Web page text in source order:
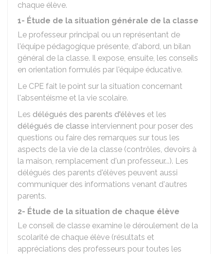
chaque élève.
1- Étude de la situation générale de la classe
Le professeur principal ou un représentant de
l'équipe pédagogique présente, d'abord, un bilan
général de la classe. Il expose, ensuite, les conseils
en orientation formulés par l'équipe éducative.
Le CPE fait le point sur la situation concernant
l'absentéisme et la vie scolaire.
Les délégués des parents d'élèves et les
délégués de classe interviennent pour poser des
questions ou faire des remarques sur tous les
aspects de la vie de la classe (contrôles, devoirs à
la maison, remplacement d'un professeur...). Les
délégués des parents d'élèves peuvent aussi
communiquer des informations venant d'autres
parents.
2- Étude de la situation de chaque élève
Le conseil de classe examine le déroulement de la
scolarité de chaque élève (résultats et
appréciations des professeurs pour toutes les